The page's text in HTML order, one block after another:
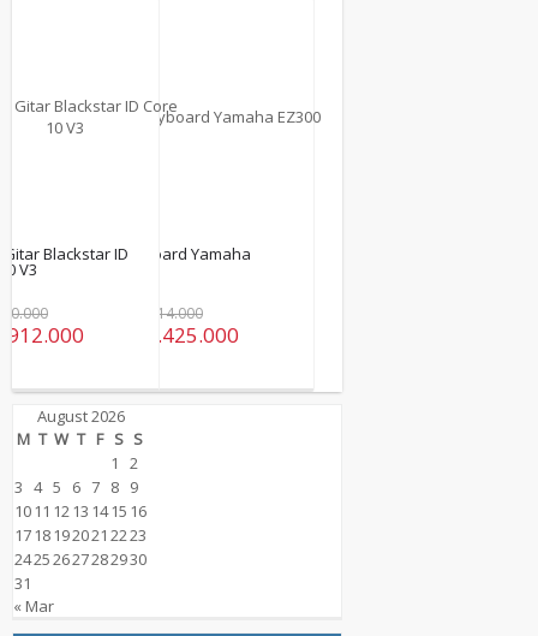
Keyboard Yamaha
EZ300
Rp 4.914.000
Rp 4.425.000
August 2026
M T W T F S S
1
2
3 4 5 6 7 8 9
1011 1213 1415 16
1718192021 2223
24252627282930
31
« Mar